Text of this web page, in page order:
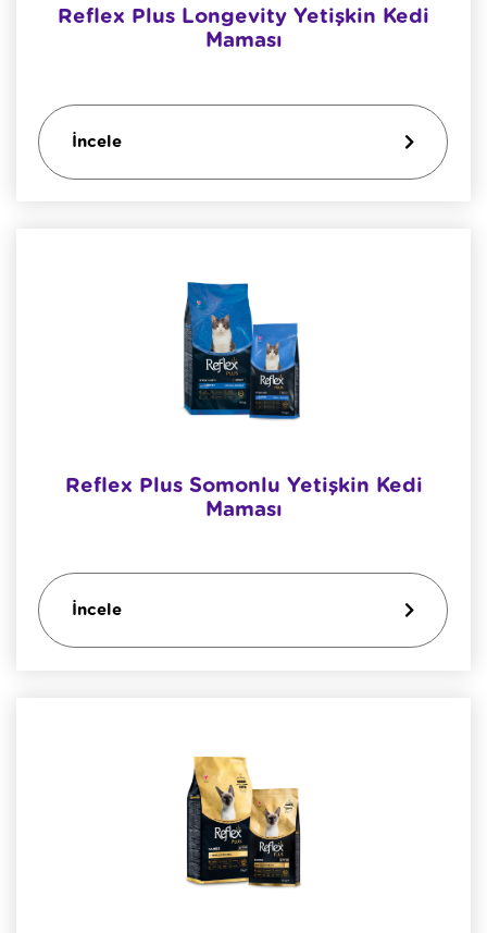
Reflex Plus Longevity Yetişkin Kedi
Maması
İncele
Reflex Plus Somonlu Yetişkin Kedi
Maması
İncele